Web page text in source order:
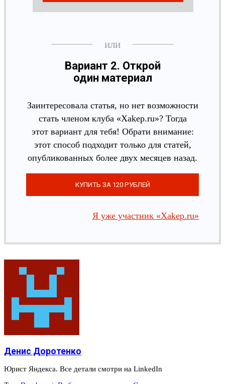
Вариант 2. Открой
один материал
Заинтересовала статья, но нет возможности
стать членом клуба «Xakep.ru»? Тогда
этот вариант для тебя! Обрати внимание:
этот способ подходит только для статей,
опубликованных более двух месяцев назад.
Я уже участник «Xakep.ru»
Денис Доротенко
Юрист Яндекса. Все детали смотри на LinkedIn